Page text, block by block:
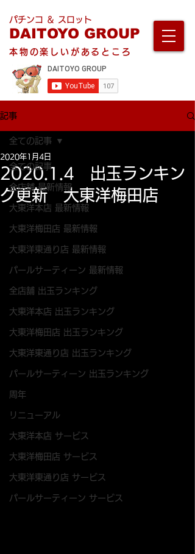
パチンコ ＆ スロット
DAITOYO GROUP
本物の楽しいがあるところ
記事
全ての記事
全店舗 最新情報
大東洋本店 最新情報
大東洋梅田店 最新情報
大東洋東通り店 最新情報
パールサーティーン 最新情報
全店舗 出玉ランキング
大東洋本店 出玉ランキング
大東洋梅田店 出玉ランキング
大東洋東通り店 出玉ランキング
パールサーティーン 出玉ランキング
周年
リニューアル
大東洋本店 サービス
大東洋梅田店 サービス
大東洋東通り店 サービス
パールサーティーン サービス
全ての記事
2020.1.4 出玉ランキン
グ更新 大東洋梅田店
2020年1月4日